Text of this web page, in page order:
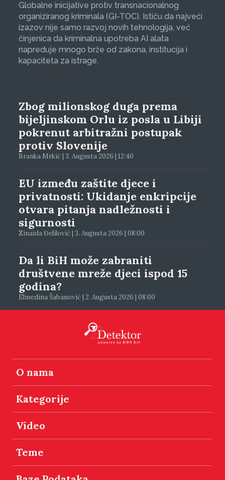
Globalne inicijative protiv transnacionalnog
organiziranog kriminala (GI-TOC). Ističu da najveći
izazov nije samo razvoj novih tehnologija, već
činjenica da kriminalna upotreba AI alata
napreduje mnogo brže od zakona, institucija i
kapaciteta za istrage.
Zbog milionskog duga prema
bijeljinskom Orlu iz posla u Libiji
pokrenut arbitražni postupak
protiv Slovenije
Branka Mrkić | 3. Augusta 2026 | 12:40
EU između zaštite djece i
privatnosti: Ukidanje enkripcije
otvara pitanja nadležnosti i
sigurnosti
Zinaida Đelilović | 3. Augusta 2026 | 08:00
Da li BiH može zabraniti
društvene mreže djeci ispod 15
godina?
Elmedina Šabanović | 2. Augusta 2026 | 08:00
O nama
Kategorije
Video
Teme